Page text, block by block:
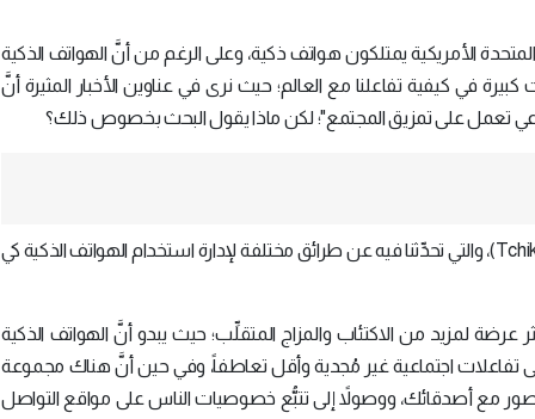
الولايات المتحدة الأمريكية يمتلكون هواتف ذكية، وعلى الرغم من أنَّ الهواتف الذكية
في كيفية تفاعلنا مع العالم؛ حيث نرى في عناوين الأخبار المثيرة أنَّ
تعمل على تمزيق المجتمع"؛ لكن ماذا يقول البحث بخصوص ذلك؟
هذا المقال مأخوذ عن المُؤلِّفة تشيكي ديفيز (Tchiki Davis)، والتي تحدِّثنا فيه عن طرائق مختلفة لإدارة استخدام الهواتف الذكية كي
عرضة لمزيد من الاكتئاب والمزاج المتقلِّب؛ حيث يبدو أنَّ الهواتف الذكية
اجتماعية غير مُجدية وأقل تعاطفاً، وفي حين أنَّ هناك مجموعة
مع أصدقائك، ووصولاً إلى تتبُّع خصوصيات الناس على مواقع التواصل